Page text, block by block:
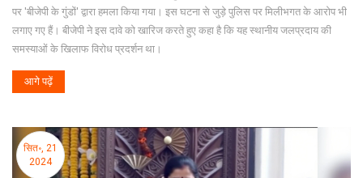
पर 'बीजेपी के गुंडों' द्वारा हमला किया गया। इस घटना से जुड़े पुलिस पर मिलीभगत के आरोप भी
लगाए गए हैं। बीजेपी ने इस दावे को खारिज करते हुए कहा है कि यह स्थानीय जलप्रदाय की
समस्याओं के खिलाफ विरोध प्रदर्शन था।
आगे पढ़ें
सित॰, 21
2024